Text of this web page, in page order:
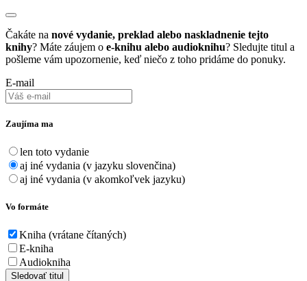
Čakáte na nové vydanie, preklad alebo naskladnenie tejto
knihy? Máte záujem o e-knihu alebo audioknihu? Sledujte titul a
pošleme vám upozornenie, keď niečo z toho pridáme do ponuky.
E-mail
Zaujíma ma
len toto vydanie
aj iné vydania (v jazyku slovenčina)
aj iné vydania (v akomkoľvek jazyku)
Vo formáte
Kniha (vrátane čítaných)
E-kniha
Audiokniha
Sledovať titul